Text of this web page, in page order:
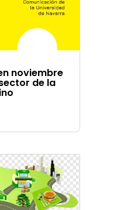
noviembre
de la